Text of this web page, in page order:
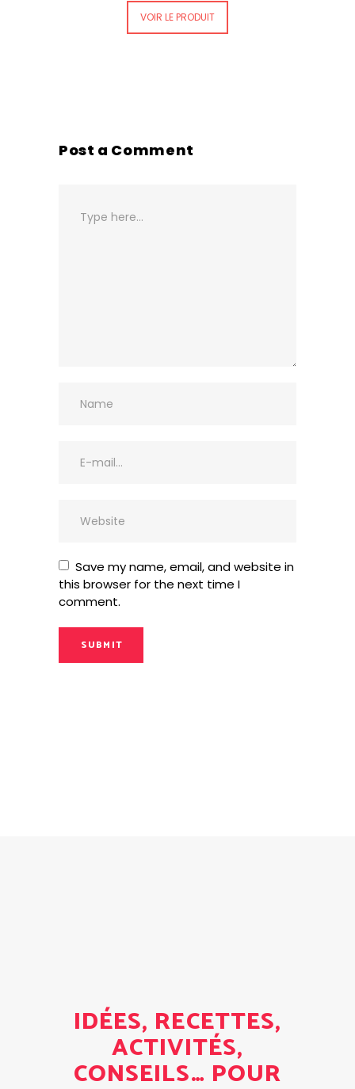
VOIR LE PRODUIT
Post a Comment
Save my name, email, and website in
this browser for the next time I
comment.
SUBMIT
IDÉES, RECETTES,
ACTIVITÉS,
CONSEILS… POUR